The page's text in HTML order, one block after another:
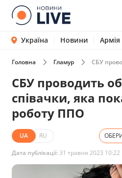
Україна Новини Армія
Головна Гламур СБУ
СБУ проводить
співачки, яка
роботу ППО
UA RU
Дата публікації: 31 травня 2023 10:22